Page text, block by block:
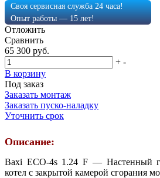
Своя сервисная служба 24 часа!
Опыт работы — 15 лет!
Отложить
Сравнить
65 300 руб.
+ -
В корзину
Под заказ
Заказать монтаж
Заказать пуско-наладку
Уточнить срок
Описание:
Baxi ECO-4s 1.24 F — Настенный
котел с закрытой камерой сгорания